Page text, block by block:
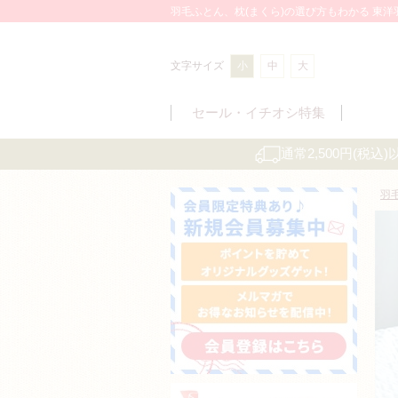
羽毛ふとん、枕(まくら)の選び方もわかる 東洋
文字サイズ 小 中 大
セール・ イチオシ特集
通常2,500円(税込)
羽